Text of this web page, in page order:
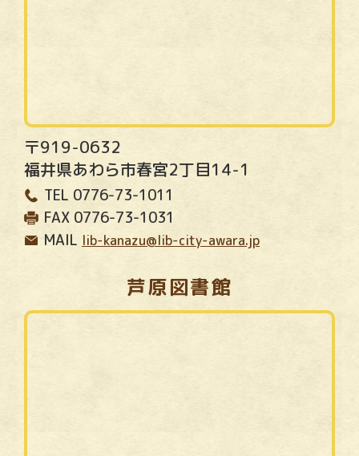
〒919-0632
福井県あわら市春宮2丁目14-1
TEL 0776-73-1011
FAX 0776-73-1031
MAIL lib-kanazu@lib-city-awara.jp
芦原図書館